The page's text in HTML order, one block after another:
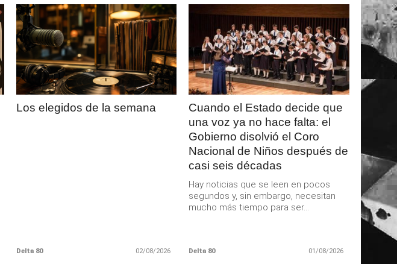
LEER
MAS
Los elegidos de la semana
Delta 80 02/08/2026
LEER
MAS
Cuando el Estado decide que
una voz ya no hace falta: el
Gobierno disolvió el Coro
Nacional de Niños después de
casi seis décadas
Hay noticias que se leen en pocos
segundos y, sin embargo, necesitan
mucho más tiempo para ser...
Delta 80 01/08/2026